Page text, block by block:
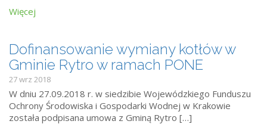
Więcej
Dofinansowanie wymiany kotłów w
Gminie Rytro w ramach PONE
27 wrz 2018
W dniu 27.09.2018 r. w siedzibie Wojewódzkiego Funduszu
Ochrony Środowiska i Gospodarki Wodnej w Krakowie
została podpisana umowa z Gminą Rytro […]